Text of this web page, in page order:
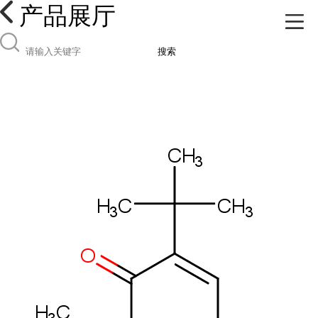
产品展厅
搜索